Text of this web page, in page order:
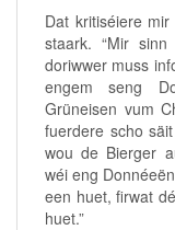
Dat kritiséiere
staark. “Mir
doriwwer muss
engem seng
Grüneisen vum
fuerdere scho
wou de Bierger
wéi eng
een huet, firwat
huet.”